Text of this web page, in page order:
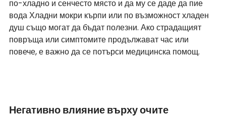
по-хладно и сенчесто място и да му се даде да пие
вода Хладни мокри кърпи или по възможност хладен
душ също могат да бъдат полезни. Ако страдащият
повръща или симптомите продължават час или
повече, е важно да се потърси медицинска помощ.
Негативно влияние върху очите